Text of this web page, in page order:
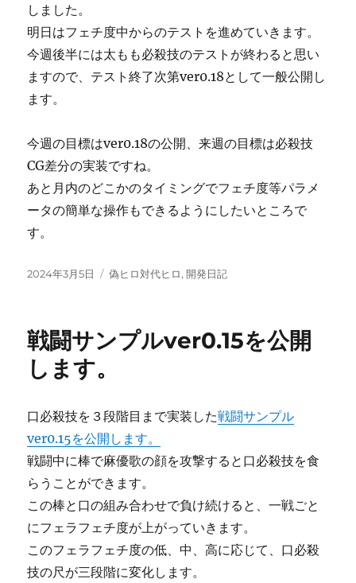
しました。
明日はフェチ度中からのテストを進めていきます。
今週後半には太もも必殺技のテストが終わると思い
ますので、テスト終了次第ver0.18として一般公開し
ます。
今週の目標はver0.18の公開、来週の目標は必殺技
CG差分の実装ですね。
あと月内のどこかのタイミングでフェチ度等パラメ
ータの簡単な操作もできるようにしたいところで
す。
投
2024年3月5日
カ
ー
偽ヒロ対代ヒロ,開発日記
戦闘サンプルver0.15を公開
します。
口必殺技を３段階目まで実装した戦闘サンプル
ver0.15を公開します。
戦闘中に棒で麻優歌の顔を攻撃すると口必殺技を食
らうことができます。
この棒と口の組み合わせで負け続けると、一戦ごと
にフェラフェチ度が上がっていきます。
このフェラフェチ度の低、中、高に応じて、口必殺
技の尺が三段階に変化します。